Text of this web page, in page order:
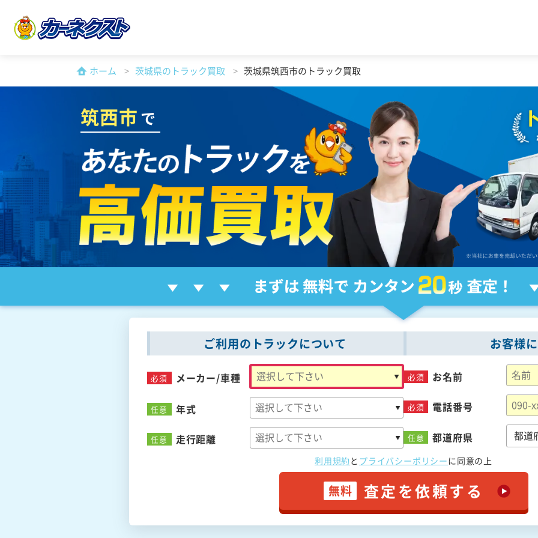
ホーム 茨城県のトラック買取 茨城県筑西市のトラック買取
筑西市で
ご利用のトラックについて
必須 メーカー/車種
任意 年式
任意 走行距離
お客様
必須 お名前
必須 電話番号
任意 都道府県
利用規約 と プライバシーポリシーに同意の上
無料 査定を依頼する